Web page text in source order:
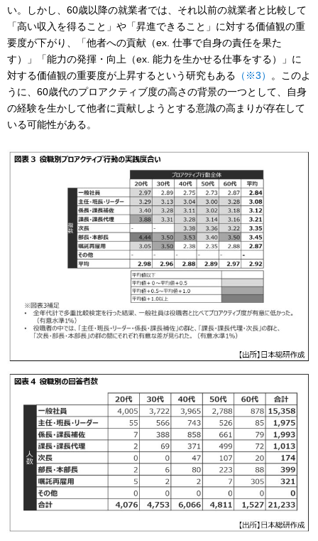
い。しかし、60歳以降の就業者では、それ以前の就業者と比較して
「高い収入を得ること」や「昇進できること」に対する価値観の重
要度が下がり、「他者への貢献（ex. 仕事で自身の責任を果た
す）」「能力の発揮・向上（ex. 能力を生かせる仕事をする）」に
対する価値観の重要度が上昇するという研究もある （※3）
。このよ
うに、60歳代のプロアクティブ度の高さの背景の一つとして、自身
の経験を生かして他者に貢献しようとする意識の高まりが存在して
いる可能性がある。